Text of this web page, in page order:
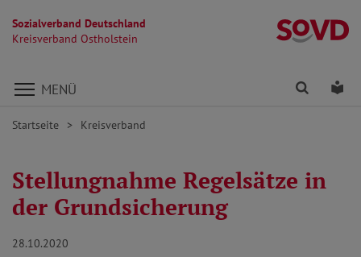
Sozialverband Deutschland
Kreisverband Ostholstein
Direkt zu den Inhalten springen
MENÜ Finden
Startseite Kreisverband
Stellungnahme Regelsätze in
der Grundsicherung
28.10.2020